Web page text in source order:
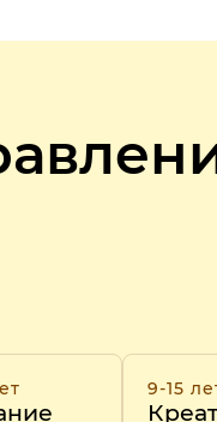
9-15